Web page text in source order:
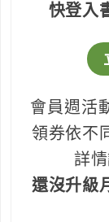
快登入
會員週活
領券依不
詳
還沒升級